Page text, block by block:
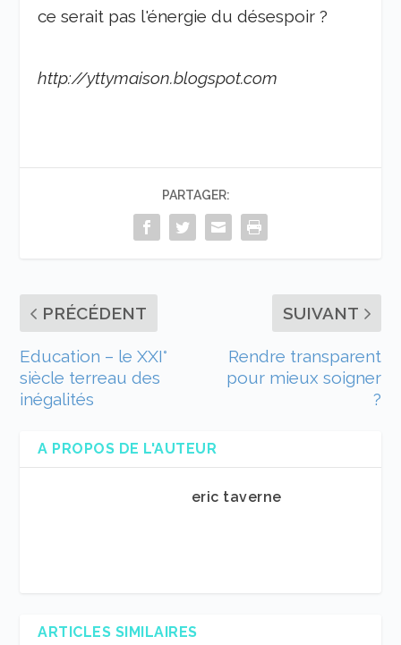
ce serait pas l'énergie du désespoir ?
http://yttymaison.blogspot.com
PARTAGER:
PRÉCÉDENT
Education – le XXI°
siècle terreau des
inégalités
SUIVANT
Rendre transparent
pour mieux soigner
?
A PROPOS DE L'AUTEUR
eric taverne
ARTICLES SIMILAIRES